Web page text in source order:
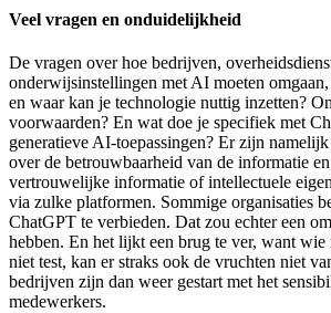
Veel vragen en onduidelijkheid
De vragen over hoe bedrijven,
onderwijsinstellingen met AI moeten
en waar kan je technologie nuttig inzetten?
voorwaarden? En wat doe je specifiek met
generatieve AI-toepassingen? Er zijn
over de betrouwbaarheid van de informatie
vertrouwelijke informatie of intellectuele
via zulke platformen. Sommige organisaties
ChatGPT te verbieden. Dat zou echter een
hebben. En het lijkt een brug te ver, want wie
niet test, kan er straks ook de vruchten niet
bedrijven zijn dan weer gestart met het
medewerkers.